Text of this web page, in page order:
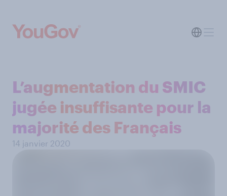
L’augmentation du SMIC
jugée insuffisante pour la
majorité des Français
14 janvier 2020